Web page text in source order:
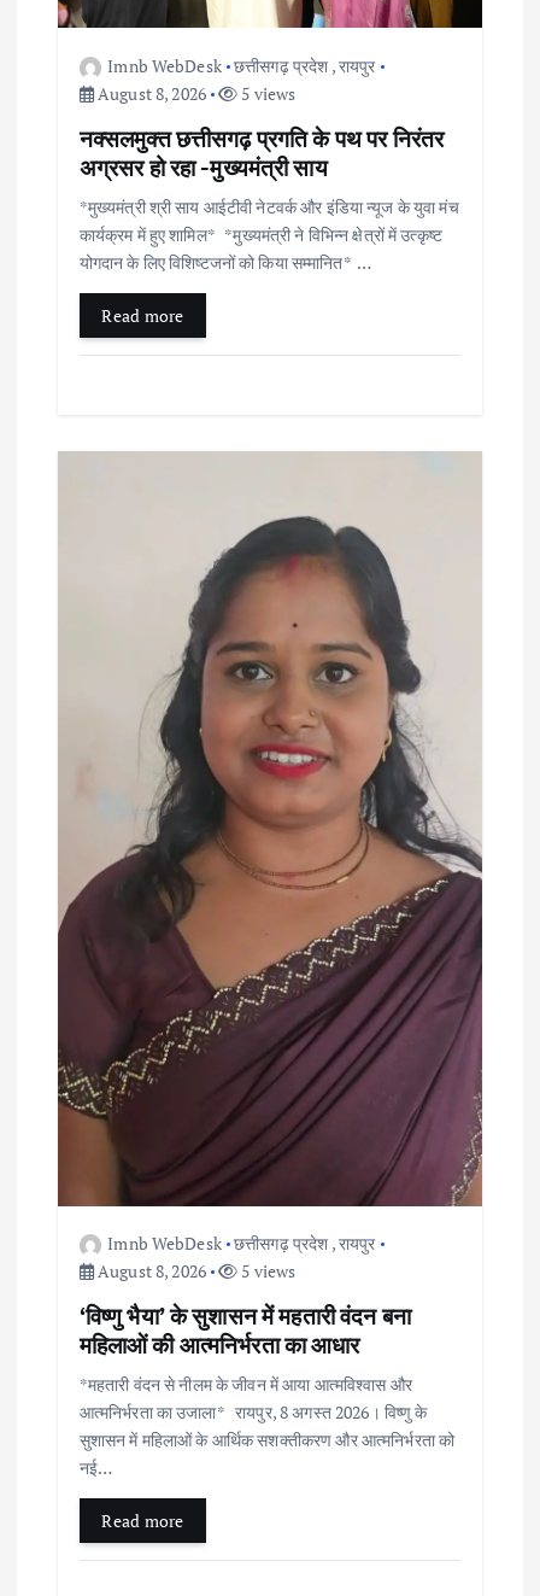
Imnb WebDesk छत्तीसगढ़ प्रदेश ,रायपुर
August 8, 2026
5 views
नक्सलमुक्त छत्तीसगढ़ प्रगति के पथ पर निरंतर
अग्रसर हो रहा -मुख्यमंत्री साय
*मुख्यमंत्री श्री साय आईटीवी नेटवर्क और इंडिया न्यूज के युवा मंच
कार्यक्रम में हुए शामिल* *मुख्यमंत्री ने विभिन्न क्षेत्रों में उत्कृष्ट
योगदान के लिए विशिष्टजनों को किया सम्मानित* …
Read more
Imnb WebDesk छत्तीसगढ़ प्रदेश ,रायपुर
August 8, 2026
5 views
‘विष्णु भैया’ के सुशासन में महतारी वंदन बना
महिलाओं की आत्मनिर्भरता का आधार
*महतारी वंदन से नीलम के जीवन में आया आत्मविश्वास और
आत्मनिर्भरता का उजाला* रायपुर, 8 अगस्त 2026। विष्णु के
सुशासन में महिलाओं के आर्थिक सशक्तीकरण और आत्मनिर्भरता को
नई…
Read more